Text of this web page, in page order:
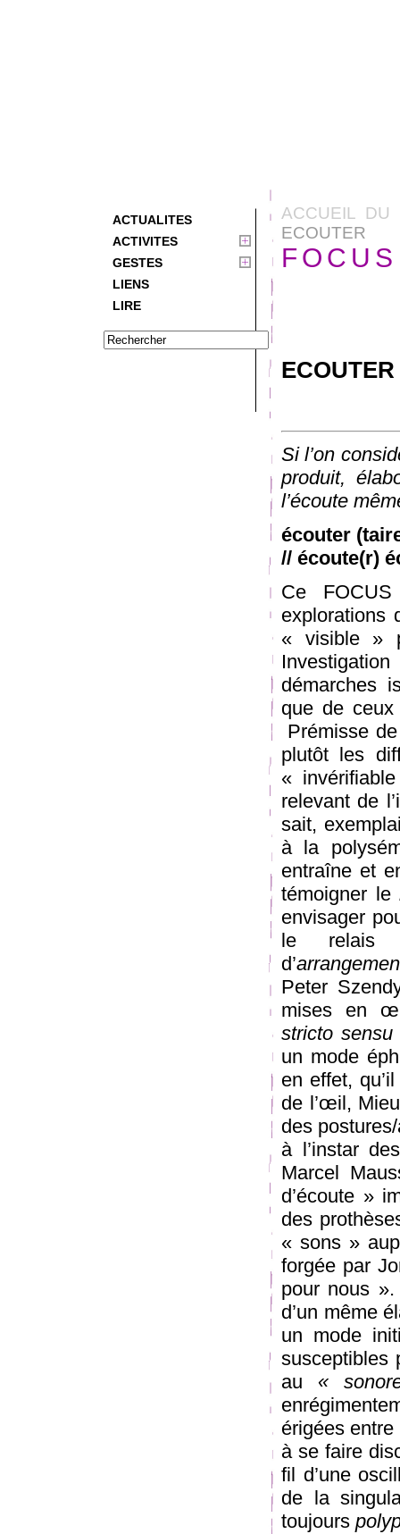
ACTUALITES
ACTIVITES
GESTES
LIENS
LIRE
ACCUEIL DU
ECOUTER
ECOUTER
Si l’on
produit,
l’écoute
écouter
// écoute(r)
Ce
explorations
« visible »
démarches
que de
Prémisse
plutôt les
«
relevant de
sait,
à la
entraîne et
témoigner le
envisager
le
d’
Peter
mises en
stricto sensu
un mode
en effet,
de l’œil,
des
à l’instar
Marcel
d’écoute »
des
« sons »
forgée par
pour nous
d’un même
un mode
susceptibles
au«
érigées entre
à se faire
fil d’une
de la
toujours